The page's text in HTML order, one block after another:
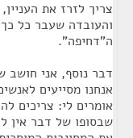
צריך לזרז את
והעובדה שעבר כל
ה"דחיפה".
דבר נוסף, אני חושב
אנחנו מסייעים
אומרים לי: צריכים
שבסופו של דבר אין